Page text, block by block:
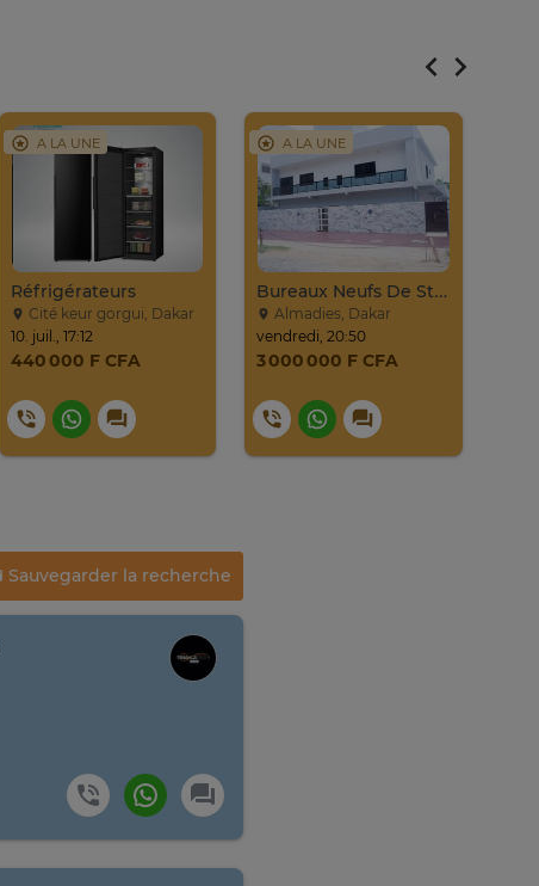
A LA UNE
Réfrigérateurs
Cité keur gorgui, Dakar
10. juil., 17:12
440 000 F CFA
A LA UNE
Bureaux Neufs De Standing – Près Ambassade USA
Almadies, Dakar
vendredi, 20:50
3 000 000 F CFA
Sauvegarder la recherche